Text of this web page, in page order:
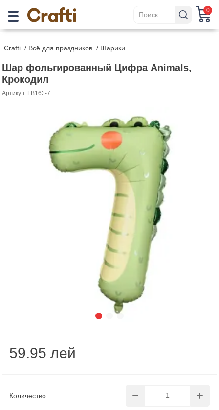
0
Crafti / Всё для праздников / Шарики
Шар фольгированный Цифра Animals,
Крокодил
Артикул: FB163-7
Количество
59.95 лей